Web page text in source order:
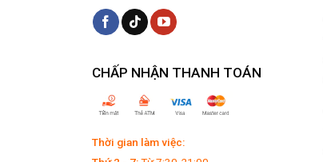
CHẤP NHẬN THANH TOÁN
Thời gian làm việc: